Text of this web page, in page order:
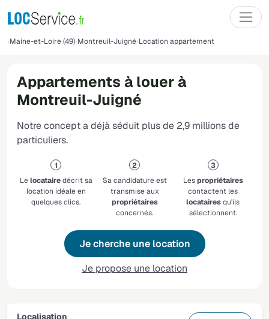
Maine-et-Loire (49) Montreuil-Juigné Location appartement
Appartements à louer à
Montreuil-Juigné
Notre concept a déjà séduit plus de 2,9 millions de
particuliers.
Lelocatairedécrit sa
location idéale en
quelques clics.
Sa candidature est
transmise aux
propriétaires
concernés.
Lespropriétaires
contactent les
locatairesqu'ils
sélectionnent.
Je cherche une location
Je propose une location